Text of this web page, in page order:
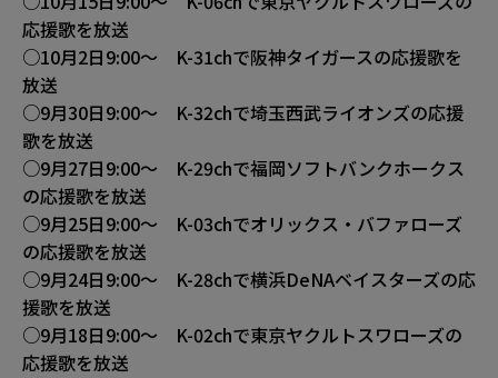
応援歌を放送
○10月2日9:00～ K-31chで阪神タイガースの応援歌を
放送
○9月30日9:00～ K-32chで埼玉西武ライオンズの応援
歌を放送
○9月27日9:00～ K-29chで福岡ソフトバンクホークス
の応援歌を放送
○9月25日9:00～ K-03chでオリックス・バファローズ
の応援歌を放送
○9月24日9:00～ K-28chで横浜DeNAベイスターズの応
援歌を放送
○9月18日9:00～ K-02chで東京ヤクルトスワローズの
応援歌を放送